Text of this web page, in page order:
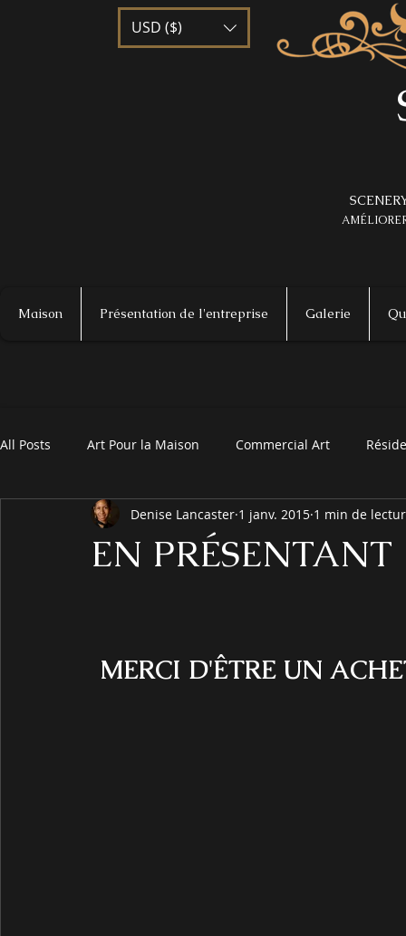
USD ($)
Maison Présentation de l'entreprise Galerie
All Posts Art Pour la Maison Commercial Art
EN PRÉSENTANT
Denise Lancaster 1 janv. 2015 1 min de
MERCI D'ÊTRE UN